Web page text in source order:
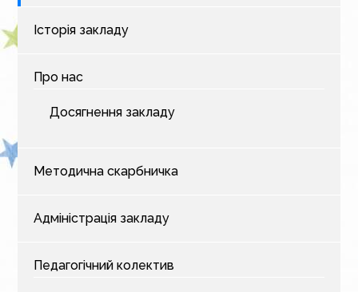
Історія закладу
Про нас
Досягнення закладу
Методична скарбничка
Адміністрація закладу
Педагогічний колектив